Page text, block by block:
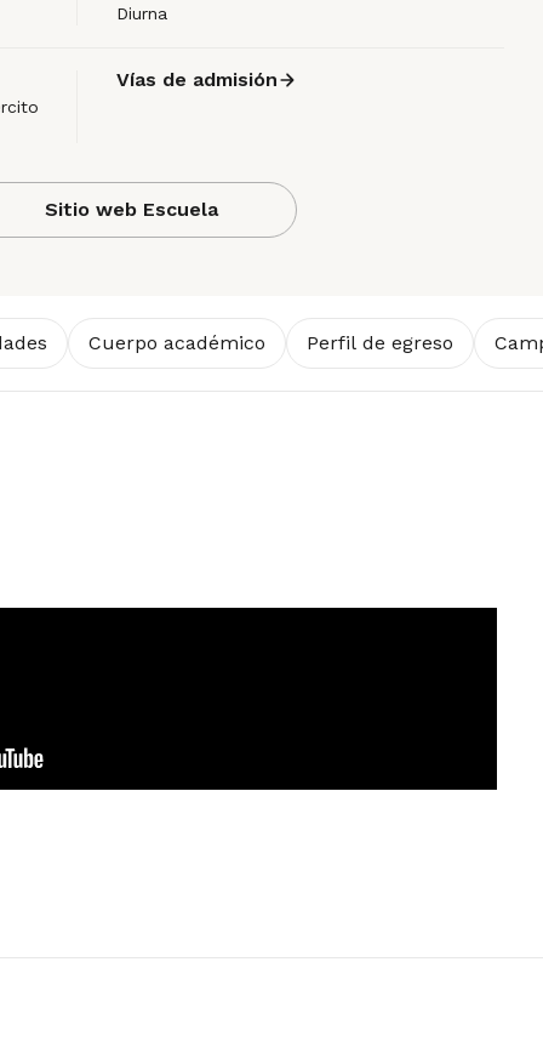
Diurna
Vías de admisión
Sitio web Escuela
Cuerpo académico Perfil de egreso